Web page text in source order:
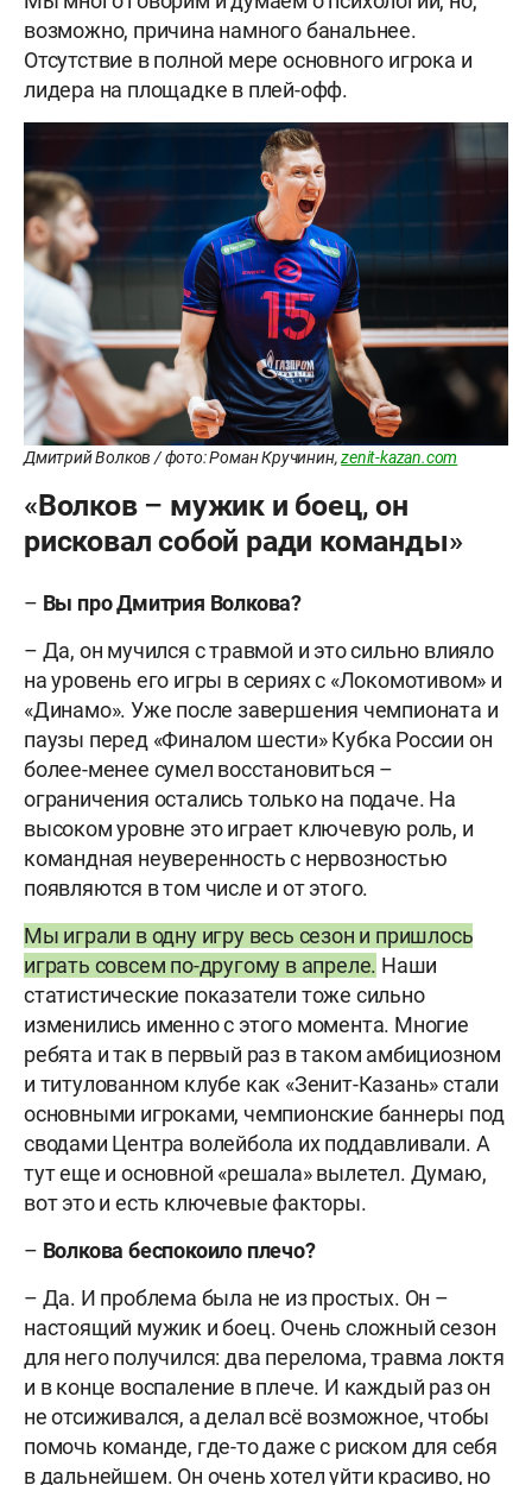
возможно, причина намного банальнее.
Отсутствие в полной мере основного игрока и
лидера на площадке в плей-офф.
Дмитрий Волков / фото: Роман Кручинин,zenit-kazan.com
«Волков – мужик и боец, он
рисковал собой ради команды»
– Вы про Дмитрия Волкова?
– Да, он мучился с травмой и это сильно влияло
на уровень его игры в сериях с «Локомотивом» и
«Динамо». Уже после завершения чемпионата и
паузы перед «Финалом шести» Кубка России он
более-менее сумел восстановиться –
ограничения остались только на подаче. На
высоком уровне это играет ключевую роль, и
командная неуверенность с нервозностью
появляются в том числе и от этого.
Мы играли в одну игру весь сезон и пришлось
играть совсем по-другому в апреле. Наши
статистические показатели тоже сильно
изменились именно с этого момента. Многие
ребята и так в первый раз в таком амбициозном
и титулованном клубе как «Зенит-Казань» стали
основными игроками, чемпионские баннеры под
сводами Центра волейбола их поддавливали. А
тут еще и основной «решала» вылетел. Думаю,
вот это и есть ключевые факторы.
– Волкова беспокоило плечо?
– Да. И проблема была не из простых. Он –
настоящий мужик и боец. Очень сложный сезон
для него получился: два перелома, травма локтя
и в конце воспаление в плече. И каждый раз он
не отсиживался, а делал всё возможное, чтобы
помочь команде, где-то даже с риском для себя
в дальнейшем. Он очень хотел уйти красиво, но